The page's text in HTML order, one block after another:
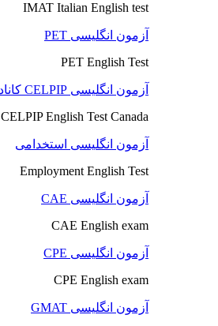
IMAT Italian English test
آزمون انگلیسی PET
PET English Test
آزمون انگلیسی CELPIP کانادا
CELPIP English Test Canada
آزمون انگلیسی استخدامی
Employment English Test
آزمون انگلیسی CAE
CAE English exam
آزمون انگلیسی CPE
CPE English exam
آزمون انگلیسی GMAT